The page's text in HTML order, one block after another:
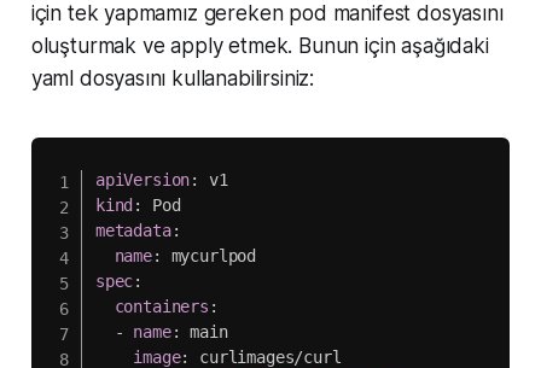
için tek yapmamız gereken pod manifest dosyasını
oluşturmak ve apply etmek. Bunun için aşağıdaki
yaml dosyasını kullanabilirsiniz:
apiVersion:
kind :
metadata:
name:
spec:
containers :
-
name:
main
image:
curlimages/curl